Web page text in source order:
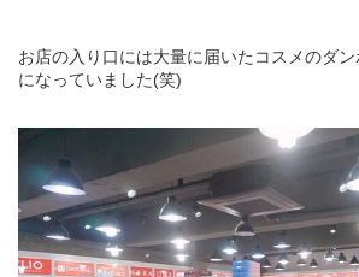
お店の入り口には大量に届いたコスメのダ
になっていました(笑)